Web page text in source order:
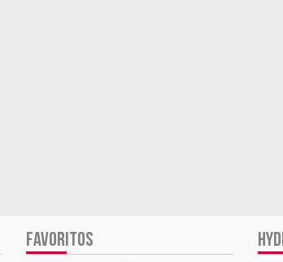
FAVORITOS